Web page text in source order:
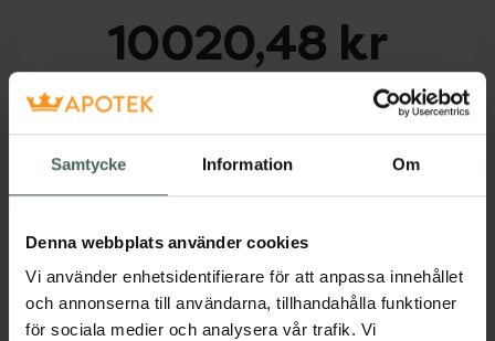
Samtycke Information Om
Denna webbplats använder cookies
Vi använder enhetsidentifierare för att anpassa innehållet
och annonserna till användarna, tillhandahålla funktioner
för sociala medier och analysera vår trafik. Vi
10020,48 kr
Köp via ditt recept
Beskrivning Dölj